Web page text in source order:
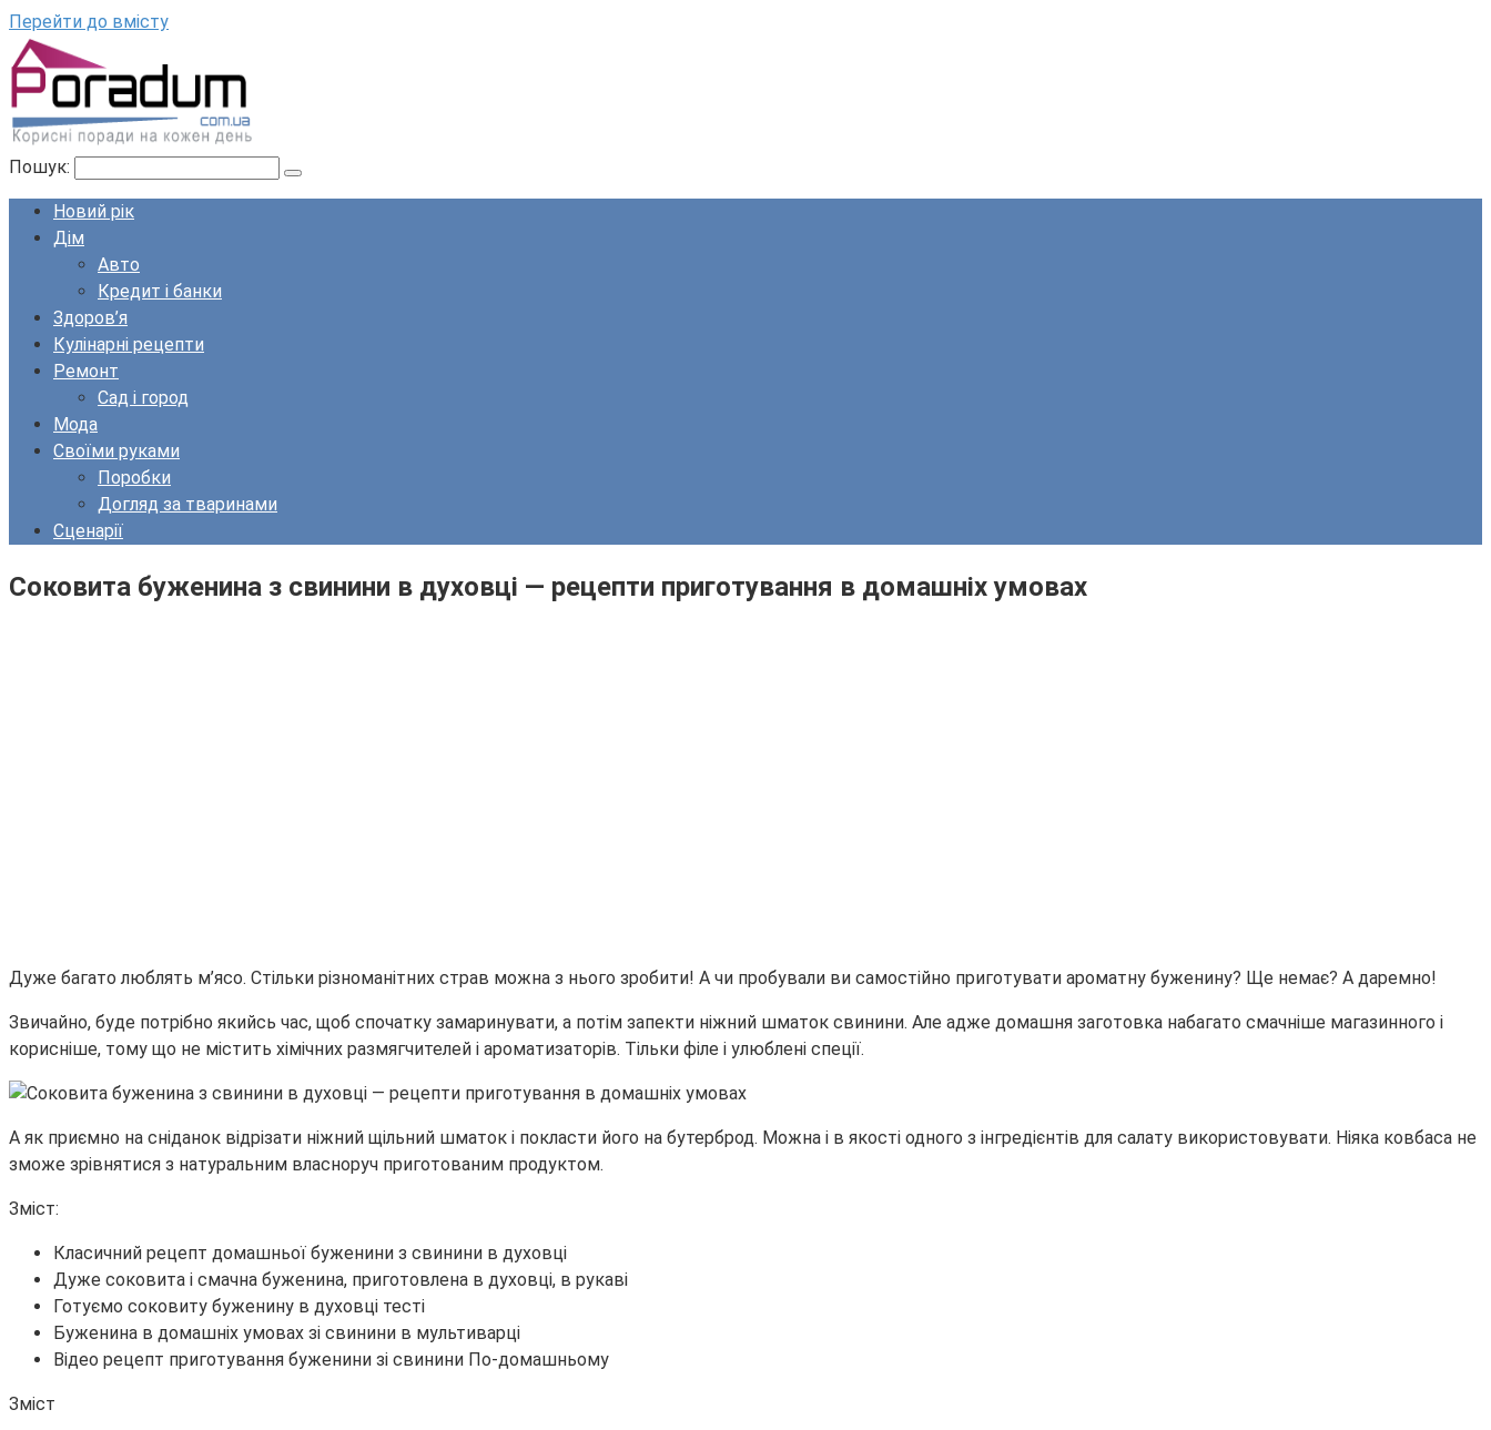
Перейти до вмісту
Пошук:
Новий рік
Дім
Авто
Кредит і банки
Здоров’я
Кулінарні рецепти
Ремонт
Сад і город
Мода
Своїми руками
Поробки
Догляд за тваринами
Сценарії
Соковита буженина з свинини в духовці — рецепти приготування в домашніх умовах
Дуже багато люблять м’ясо. Стільки різноманітних страв можна з нього зробити! А чи пробували ви самостійно приготувати ароматну буженину? Ще немає? А даремно!
Звичайно, буде потрібно якийсь час, щоб спочатку замаринувати, а потім запекти ніжний шматок свинини. Але адже домашня заготовка набагато смачніше магазинного і
корисніше, тому що не містить хімічних размягчителей і ароматизаторів. Тільки філе і улюблені спеції.
А як приємно на сніданок відрізати ніжний щільний шматок і покласти його на бутерброд. Можна і в якості одного з інгредієнтів для салату використовувати. Ніяка ковбаса не
зможе зрівнятися з натуральним власноруч приготованим продуктом.
Зміст:
Класичний рецепт домашньої буженини з свинини в духовці
Дуже соковита і смачна буженина, приготовлена в духовці, в рукаві
Готуємо соковиту буженину в духовці тесті
Буженина в домашніх умовах зі свинини в мультиварці
Відео рецепт приготування буженини зі свинини По-домашньому
Зміст